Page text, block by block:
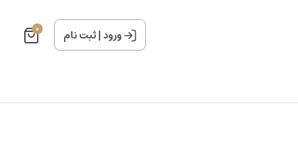
ورود|ثبت نام 0